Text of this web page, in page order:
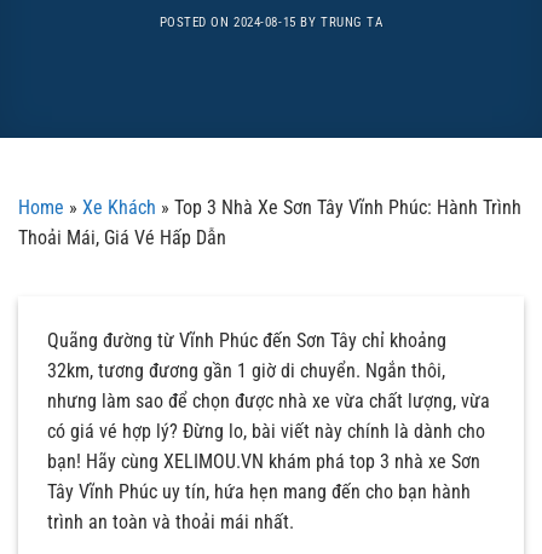
POSTED ON2024-08-15 BY TRUNG TA
Home » Xe Khách » Top 3 Nhà Xe Sơn Tây Vĩnh Phúc: Hành Trình
Thoải Mái, Giá Vé Hấp Dẫn
Quãng đường từ Vĩnh Phúc đến Sơn Tây chỉ khoảng
32km, tương đương gần 1 giờ di chuyển. Ngắn thôi,
nhưng làm sao để chọn được nhà xe vừa chất lượng, vừa
có giá vé hợp lý? Đừng lo, bài viết này chính là dành cho
bạn! Hãy cùng XELIMOU.VN khám phá top 3 nhà xe Sơn
Tây Vĩnh Phúc uy tín, hứa hẹn mang đến cho bạn hành
trình an toàn và thoải mái nhất.